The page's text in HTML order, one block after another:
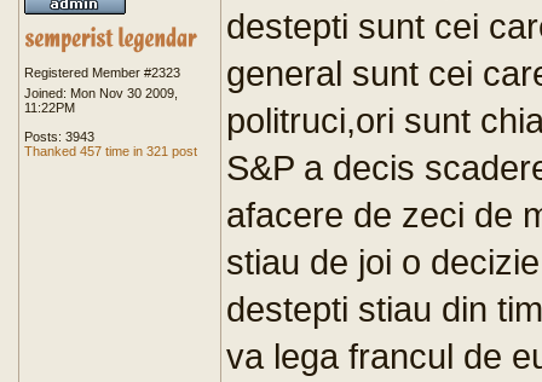
Registered Member #2323
Joined: Mon Nov 30 2009,
11:22PM
Posts: 3943
Thanked 457 time in 321 post
destepti sunt cei
general sunt cei
politruci,ori sunt
S&P a decis
afacere de zeci de
stiau de joi o
destepti stiau din
va lega francul de